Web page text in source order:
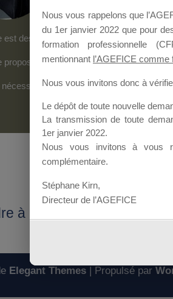
est destiné aux Organismes de Formation
propose un forum dédié au support sur
d’êtreinscrit(e)pour pouvoir
à : CALENDRIER DES
Elegant Themes| Propulsé par
Nous vous rappelons que
du 1er janvier 2022 que pour
formation professionnelle
mentionnant l’AGEFICE
Nous vous invitons donc à
Le dépôt de toute nouvelle
La transmission de toute
1er janvier 2022.
Nous vous invitons à vous
complémentaire.
Stéphane Kirn,
Directeur de l’AGEFICE